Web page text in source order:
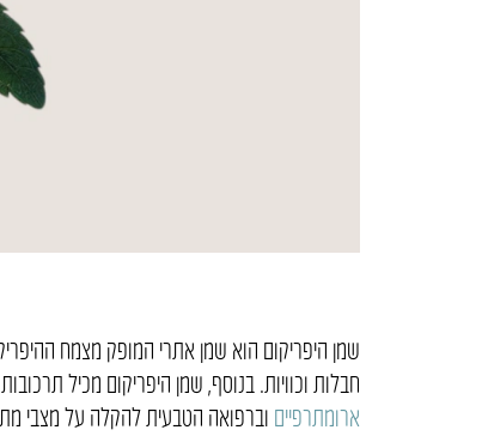
חבלות וכוויות. בנוסף, שמן היפריקום מכיל
ארומתרפיים וברפואה הטבעית להקלה על מצבי